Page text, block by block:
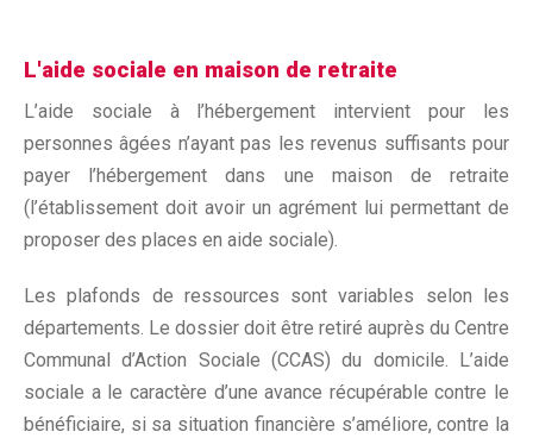
L'aide sociale en maison de retraite
L’aide sociale à l’hébergement intervient pour les
personnes âgées n’ayant pas les revenus suffisants pour
payer l’hébergement dans une maison de retraite
(l’établissement doit avoir un agrément lui permettant de
proposer des places en aide sociale).
Les plafonds de ressources sont variables selon les
départements. Le dossier doit être retiré auprès du Centre
Communal d’Action Sociale (CCAS) du domicile. L’aide
sociale a le caractère d’une avance récupérable contre le
bénéficiaire, si sa situation financière s’améliore, contre la